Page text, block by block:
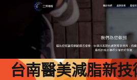
台南醫美減脂新